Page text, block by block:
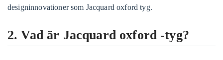
designinnovationer som Jacquard oxford tyg.
2. Vad är Jacquard oxford -tyg?